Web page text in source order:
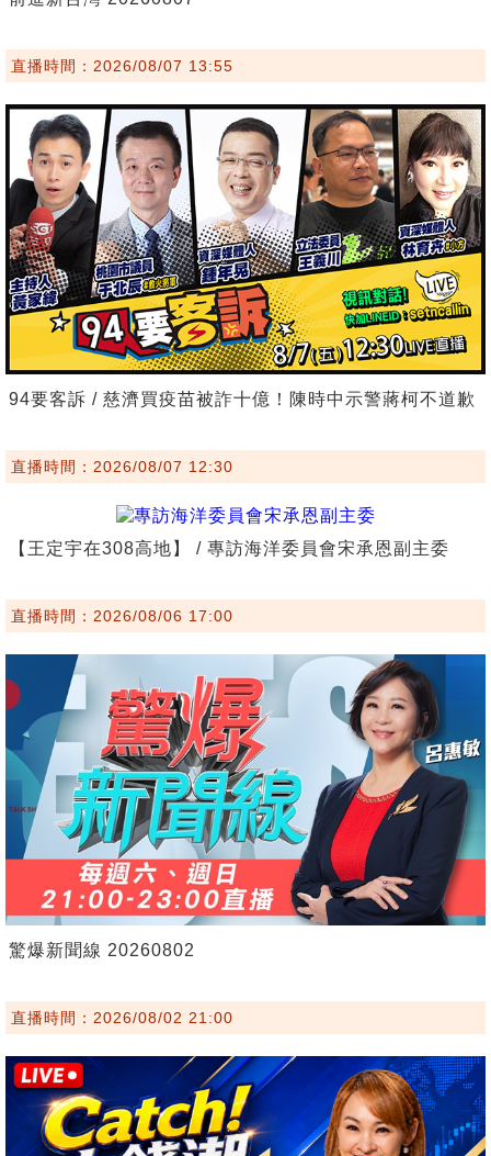
直播時間：2026/08/07 13:55
94要客訴 / 慈濟買疫苗被詐十億！陳時中示警蔣柯不道歉
直播時間：2026/08/07 12:30
【王定宇在308高地】 / 專訪海洋委員會宋承恩副主委
直播時間：2026/08/06 17:00
驚爆新聞線 20260802
直播時間：2026/08/02 21:00